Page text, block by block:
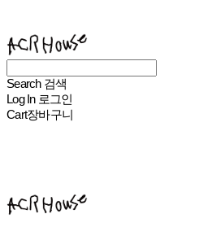
Search 검색
Log In 로그인
Cart장바구니